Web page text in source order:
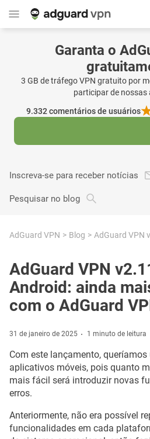
Garanta o
3 GB de tráfego VPN gratuito por
participar de nossas
9.332comentários de usuários
Inscreva-se para receber notícias
Pesquisar no blog
AdGuard VPN Blog
AdGuard VPN
Android: ainda
com o AdGuard
31 de janeiro de 2025 1 minuto de leitura
Com este lançamento,
aplicativos móveis, pois quanto
mais fácil será introduzir novas
erros.
Anteriormente, não era possível
funcionalidades em cada